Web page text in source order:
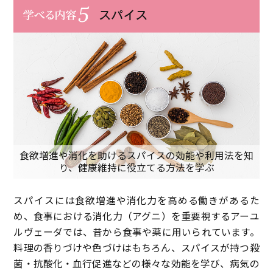
食欲増進や消化を助けるスパイスの効能や利用法を知
り、健康維持に役立てる方法を学ぶ
スパイスには食欲増進や消化力を高める働きがあるた
め、食事における消化力（アグニ）を重要視するアーユ
ルヴェーダでは、昔から食事や薬に用いられています。
料理の香りづけや色づけはもちろん、スパイスが持つ殺
菌・抗酸化・血行促進などの様々な効能を学び、病気の